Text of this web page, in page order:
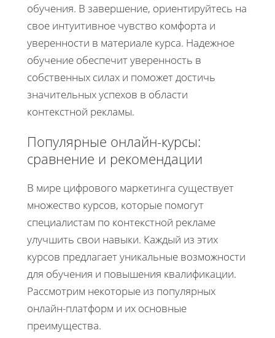
обучения. В завершение, ориентируйтесь на
свое интуитивное чувство комфорта и
уверенности в материале курса. Надежное
обучение обеспечит уверенность в
собственных силах и поможет достичь
значительных успехов в области
контекстной рекламы.
Популярные онлайн-курсы:
сравнение и рекомендации
В мире цифрового маркетинга существует
множество курсов, которые помогут
специалистам по контекстной рекламе
улучшить свои навыки. Каждый из этих
курсов предлагает уникальные возможности
для обучения и повышения квалификации.
Рассмотрим некоторые из популярных
онлайн-платформ и их основные
преимущества.